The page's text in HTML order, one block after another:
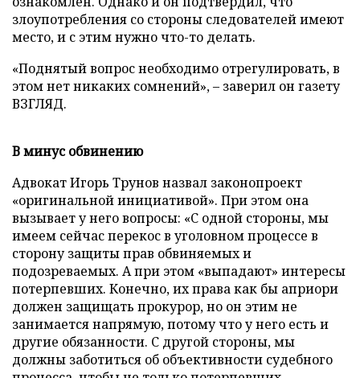
злоупотребления со стороны следователей имеют
место, и с этим нужно что-то делать.
«Поднятый вопрос необходимо отрегулировать, в
этом нет никаких сомнений», – заверил он газету
ВЗГЛЯД.
В минус обвинению
Адвокат Игорь Трунов назвал законопроект
«оригинальной инициативой». При этом она
вызывает у него вопросы: «С одной стороны, мы
имеем сейчас перекос в уголовном процессе в
сторону защиты прав обвиняемых и
подозреваемых. А при этом «выпадают» интересы
потерпевших. Конечно, их права как бы априори
должен защищать прокурор, но он этим не
занимается напрямую, потому что у него есть и
другие обязанности. С другой стороны, мы
должны заботиться об объективности судебного